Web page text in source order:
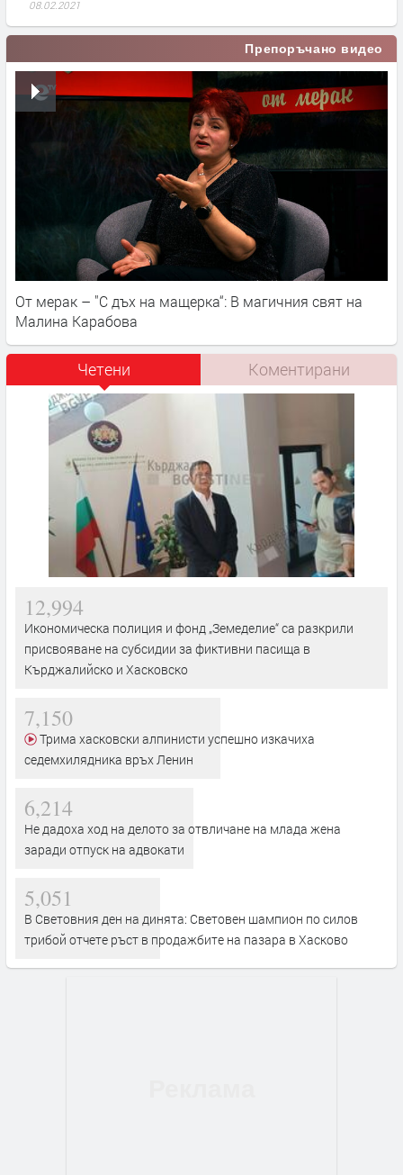
08.02.2021
Препоръчано видео
От мерак – "С дъх на мащерка“: В магичния свят на
Малина Карабова
Четени Коментирани
12,994
Икономическа полиция и фонд „Земеделие“ са разкрили
присвояване на субсидии за фиктивни пасища в
Кърджалийско и Хасковско
7,150
седемхилядника връх Ленин
6,214
Не дадоха ход на делото за отвличане на млада жена
заради отпуск на адвокати
5,051
В Световния ден на динята: Световен шампион по силов
трибой отчете ръст в продажбите на пазара в Хасково